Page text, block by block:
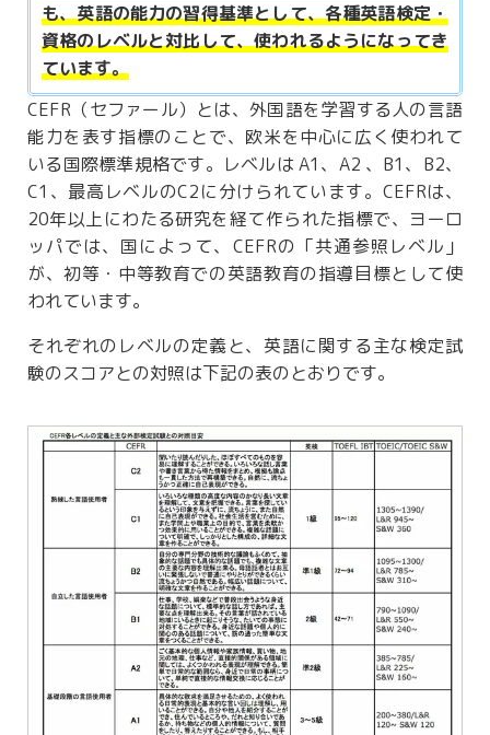
も、英語の能力の習得基準として、各種英語検定・
資格のレベルと対比して、使われるようになってき
ています。
CEFR（セファール）とは、外国語を学習する人の言語
能力を表す指標のことで、欧米を中心に広く使われて
いる国際標準規格です。レベルは A1、A2 、B1、B2、
C1、最高レベルのC2に分けられています。CEFRは、
20年以上にわたる研究を経て作られた指標で、ヨーロ
ッパでは、国によって、CEFRの「共通参照レベル」
が、初等・中等教育での英語教育の指導目標として使
われています。
それぞれのレベルの定義と、英語に関する主な検定試
験のスコアとの対照は下記の表のとおりです。